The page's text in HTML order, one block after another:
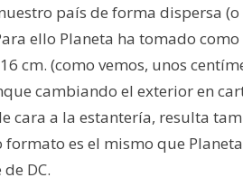
país de forma dispersa
ello Planeta ha tomado
cm. (como vemos, unos
cambiando el exterior en
cara a la estantería, resulta
es el mismo que
DC.